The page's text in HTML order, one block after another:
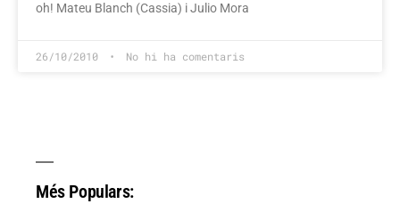
oh! Mateu Blanch (Cassia) i Julio Mora
26/10/2010 No hi ha comentaris
Més Populars: